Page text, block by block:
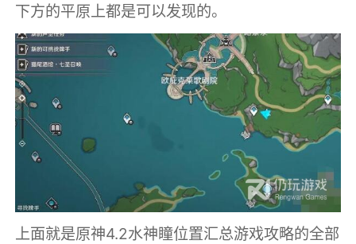
下方的平原上都是可以发现的。
上面就是原神4.2水神瞳位置汇总游戏攻略的全部